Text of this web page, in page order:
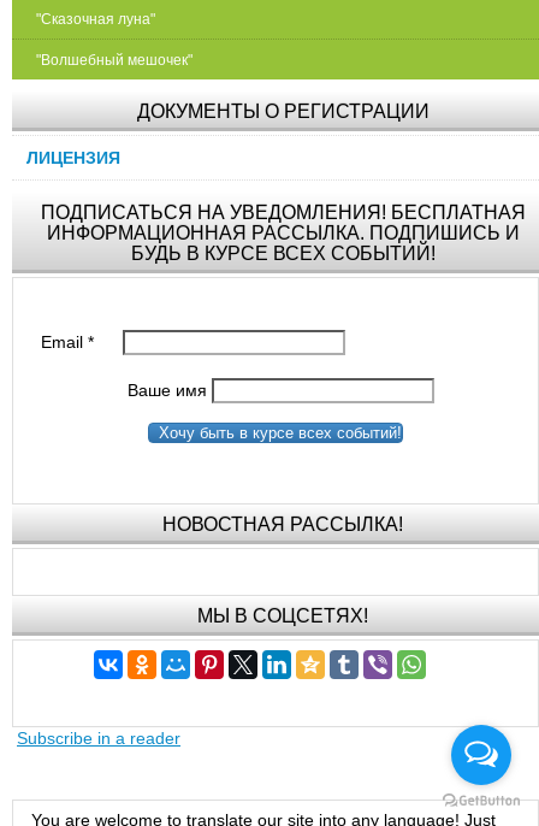
"Сказочная луна"
"Волшебный мешочек"
ДОКУМЕНТЫ О РЕГИСТРАЦИИ
ЛИЦЕНЗИЯ
ПОДПИСАТЬСЯ НА УВЕДОМЛЕНИЯ! БЕСПЛАТНАЯ
ИНФОРМАЦИОННАЯ РАССЫЛКА. ПОДПИШИСЬ И
БУДЬ В КУРСЕ ВСЕХ СОБЫТИЙ!
Email*
Ваше имя
Хочу быть в курсе всех событий!
НОВОСТНАЯ РАССЫЛКА!
МЫ В СОЦСЕТЯХ!
Subscribe in a reader
You are welcome to translate our site into any language! Just